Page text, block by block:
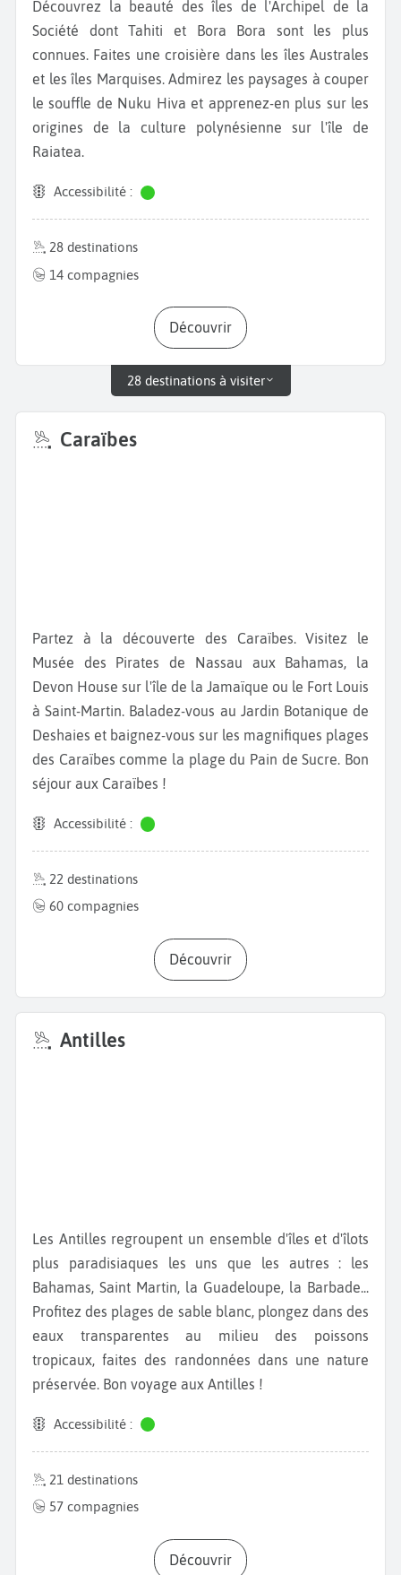
Découvrez la beauté des îles de l'Archipel de la
Société dont Tahiti et Bora Bora sont les plus
connues. Faites une croisière dans les îles Australes
et les îles Marquises. Admirez les paysages à couper
le souffle de Nuku Hiva et apprenez-en plus sur les
origines de la culture polynésienne sur l'île de
Raiatea.
Accessibilité :
28 destinations
14 compagnies
Découvrir
28 destinations à visiter
Caraïbes
Partez à la découverte des Caraïbes. Visitez le
Musée des Pirates de Nassau aux Bahamas, la
Devon House sur l'île de la Jamaïque ou le Fort Louis
à Saint-Martin. Baladez-vous au Jardin Botanique de
Deshaies et baignez-vous sur les magnifiques plages
des Caraïbes comme la plage du Pain de Sucre. Bon
séjour aux Caraïbes !
Accessibilité :
22 destinations
60 compagnies
Découvrir
Antilles
Les Antilles regroupent un ensemble d'îles et d'îlots
plus paradisiaques les uns que les autres : les
Bahamas, Saint Martin, la Guadeloupe, la Barbade...
Profitez des plages de sable blanc, plongez dans des
eaux transparentes au milieu des poissons
tropicaux, faites des randonnées dans une nature
préservée. Bon voyage aux Antilles !
Accessibilité :
21 destinations
57 compagnies
Découvrir